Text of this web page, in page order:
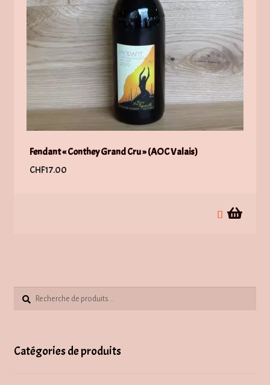
Fendant « Conthey Grand Cru » (AOC Valais)
CHF17.00
Recherche
Recherche
Catégories de produits